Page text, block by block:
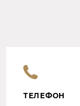
ТЕЛЕФОН